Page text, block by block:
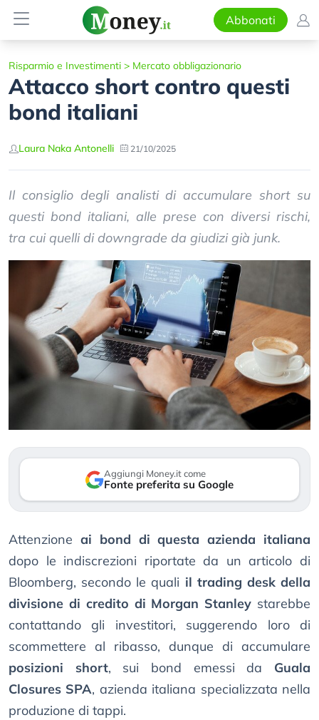
Abbonati
Risparmio e Investimenti > Mercato obbligazionario
Attacco short contro questi
bond italiani
Laura Naka Antonelli 21/10/2025
Il consiglio degli analisti di accumulare short su
questi bond italiani, alle prese con diversi rischi,
tra cui quelli di downgrade da giudizi già junk.
Aggiungi Money.it come
Fonte preferita su Google
Attenzione ai bond di questa azienda italiana
dopo le indiscrezioni riportate da un articolo di
Bloomberg, secondo le quali il trading desk della
divisione di credito di Morgan Stanley starebbe
contattando gli investitori, suggerendo loro di
scommettere al ribasso, dunque di accumulare
posizioni short, sui bond emessi da Guala
Closures SPA, azienda italiana specializzata nella
produzione di tappi.